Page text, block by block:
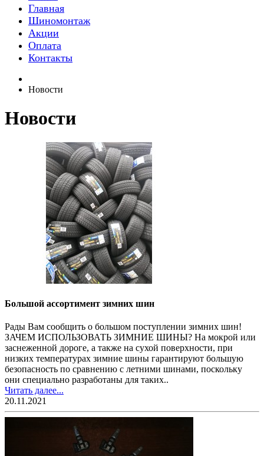
Главная
Шиномонтаж
Акции
Оплата
Контакты
Новости
Новости
Большой ассортимент зимних шин
Рады Вам сообщить о большом поступлении зимних шин!
ЗАЧЕМ ИСПОЛЬЗОВАТЬ ЗИМНИЕ ШИНЫ? На мокрой или
заснеженной дороге, а также на сухой поверхности, при
низких температурах зимние шины гарантируют большую
безопасность по сравнению с летними шинами, поскольку
они специально разработаны для таких..
Читать далее...
20.11.2021